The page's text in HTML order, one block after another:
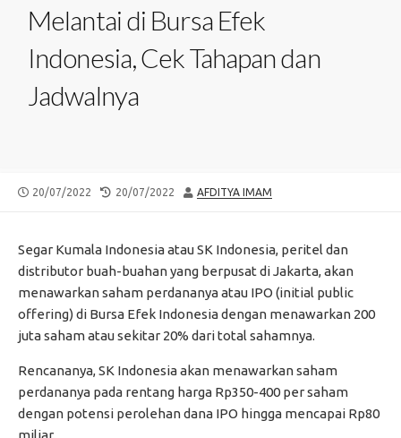
Melantai di Bursa Efek
Indonesia, Cek Tahapan dan
Jadwalnya
PUBLISHED
20/07/2022
LAST
20/07/2022 AUTHOR
AFDITYA IMAM
Segar Kumala Indonesia atau SK Indonesia, peritel dan
distributor buah-buahan yang berpusat di Jakarta, akan
menawarkan saham perdananya atau IPO (initial public
offering) di Bursa Efek Indonesia dengan menawarkan 200
juta saham atau sekitar 20% dari total sahamnya.
Rencananya, SK Indonesia akan menawarkan saham
perdananya pada rentang harga Rp350-400 per saham
dengan potensi perolehan dana IPO hingga mencapai Rp80